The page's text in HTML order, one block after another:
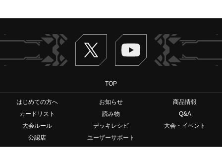
Twitter ヴァンガードch
TOP
はじめての方へ お知らせ
商品情報
カードリスト
読み物
Q&A
大会ルール
デッキレシピ
大会・イベント
公認店
ユーザーサポート